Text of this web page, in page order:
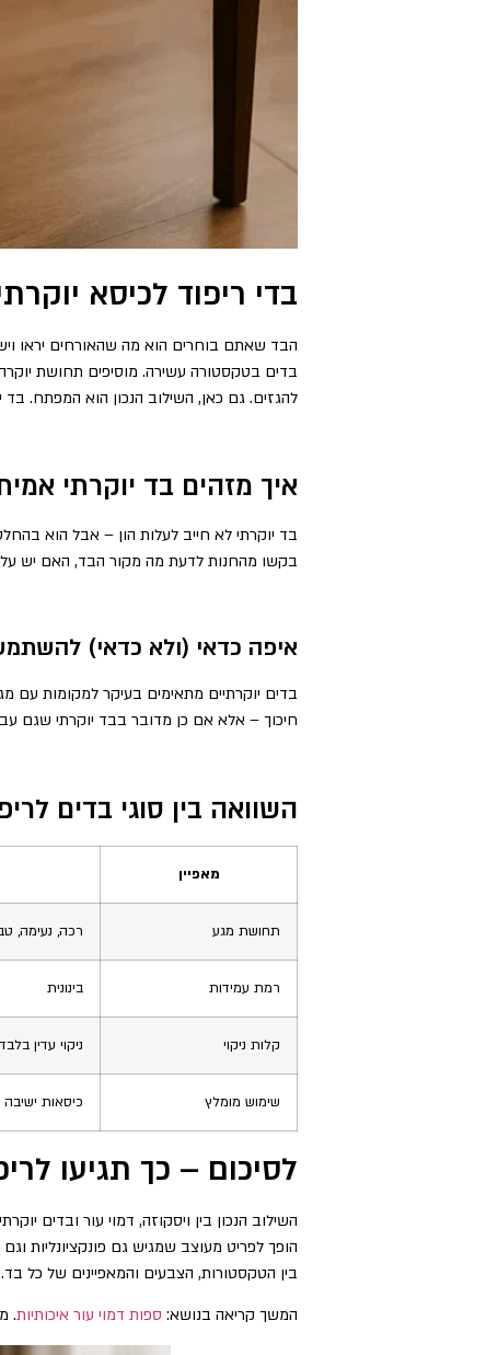
בדי ריפוד לכיסא
הבד שאתם בוחרים הוא מה שהאורחים יראו
בדים בטקסטורה עשירה. מוסיפים תחושת
להגזים. גם כאן, השילוב הנכון הוא המפתח.
איך מזהים בד יוקרתי
בד יוקרתי לא חייב לעלות הון – אבל הוא
בקשו מהחנות לדעת מה מקור הבד, האם יש
איפה כדאי (ולא כדאי)
בדים יוקרתיים מתאימים בעיקר למקומות עם
חיכוך – אלא אם כן מדובר בבד יוקרתי שגם
השוואה בין סוגי בדים
מאפיין
תחושת מגע רכה, נעימה,
רמת עמידות בינונית
קלות ניקוי ניקוי עדין בלבד
שימוש מומלץ כיסאות ישיבה
לסיכום – כך תגיעו
השילוב הנכון בין ויסקוזה, דמוי עור ובדים
הופך לפריט מעוצב שמגיש גם פונקציונליות
בין הטקסטורות, הצבעים והמאפיינים של כל
המשך קריאה בנושא: ספות דמוי עור איכותיות.